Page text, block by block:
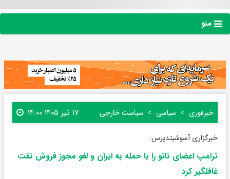
منو
خبرفوری سیاسی سیاست خارجی ۱۷ تیر ۱۴۰۵ ۱۴:۰۰
خبرگزاری آسوشیتدپرس:
ترامپ اعضای ناتو را با حمله به ایران و لغو مجوز فروش نفت
غافلگیر کرد